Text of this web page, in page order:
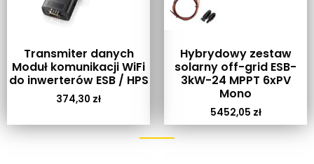
Transmiter danych
Moduł komunikacji WiFi
do inwerterów ESB / HPS
374,30 zł
Hybrydowy zestaw
solarny off-grid ESB-
3kW-24 MPPT 6xPV
Mono
5452,05 zł